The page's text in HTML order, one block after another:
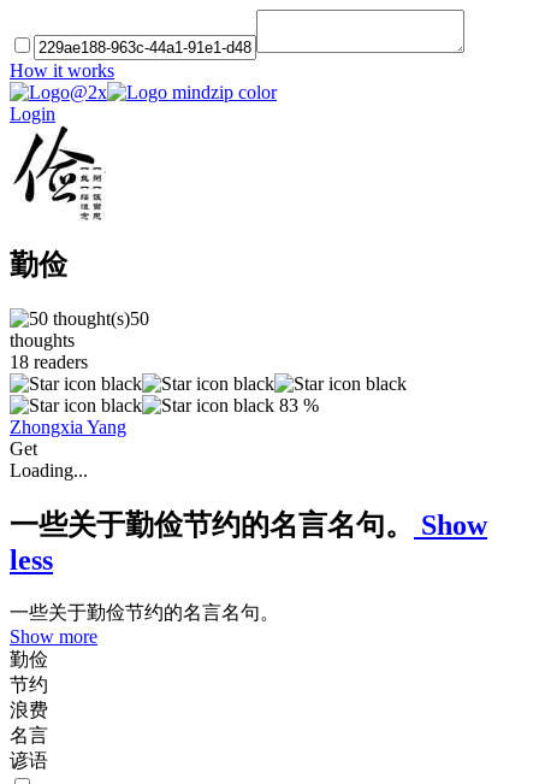
How it works
Login
勤俭
50
thoughts
18 readers
83 %
Zhongxia Yang
Get
Loading...
一些关于勤俭节约的名言名句。
Show
less
一些关于勤俭节约的名言名句。
Show more
勤俭
节约
浪费
名言
谚语